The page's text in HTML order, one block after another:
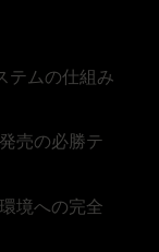
テムの仕組み
売の必勝テ
境への完全